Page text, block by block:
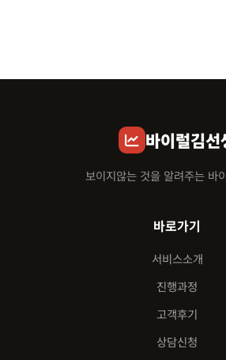
바이럴김선
보이지않는 것을 알려주는 바
바로가기
서비스소개
진행과정
고객후기
상담신청